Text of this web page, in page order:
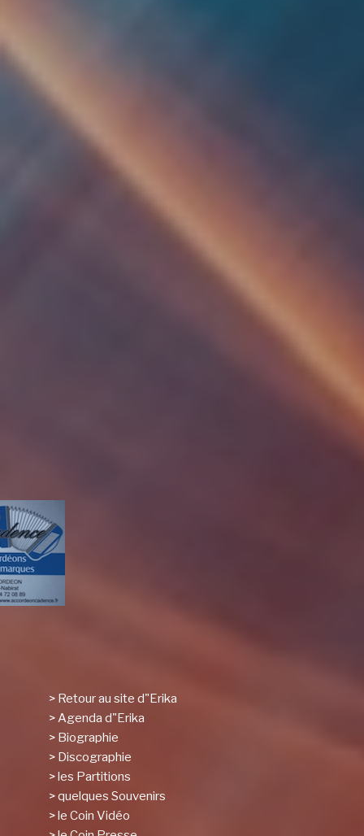
> Retour au site d"Erika
> Agenda d"Erika
> Biographie
> Discographie
> les Partitions
> quelques Souvenirs
> le Coin Vidéo